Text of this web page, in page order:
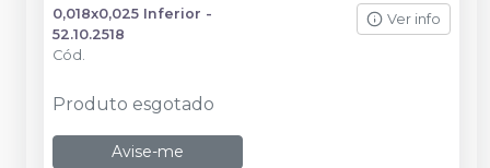
0,018x0,025 Inferior -
52.10.2518
Cód.
Ver info
Produto esgotado
Avise-me